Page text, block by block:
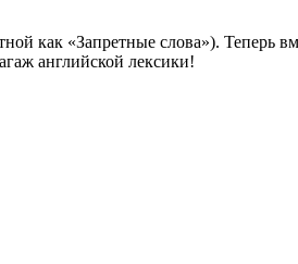
как «Запретные слова»). Теперь
английской лексики!